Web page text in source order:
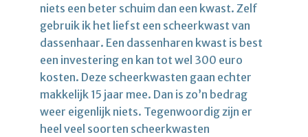
niets een beter schuim dan een kwast. Zelf
gebruik ik het liefst een scheerkwast van
dassenhaar. Een dassenharen kwast is best
een investering en kan tot wel 300 euro
kosten. Deze scheerkwasten gaan echter
makkelijk 15 jaar mee. Dan is zo’n bedrag
weer eigenlijk niets. Tegenwoordig zijn er
heel veel soorten scheerkwasten